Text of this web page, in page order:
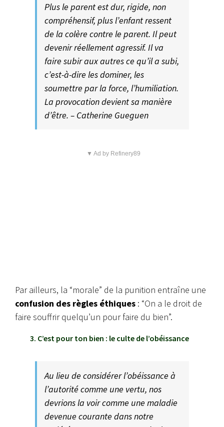
Plus le parent est dur, rigide, non
compréhensif, plus l’enfant ressent
de la colère contre le parent. Il peut
devenir réellement agressif. Il va
faire subir aux autres ce qu’il a subi,
c’est-à-dire les dominer, les
soumettre par la force, l’humiliation.
La provocation devient sa manière
d’être. – Catherine Gueguen
▼ Ad by Refinery89
Par ailleurs, la “morale” de la punition entraîne une
confusion des règles éthiques : “On a le droit de
faire souffrir quelqu’un pour faire du bien”.
3. C’est pour ton bien : le culte de l’obéissance
Au lieu de considérer l’obéissance à
l’autorité comme une vertu, nos
devrions la voir comme une maladie
devenue courante dans notre